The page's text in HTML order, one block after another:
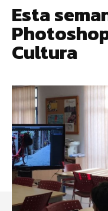
Esta
Cultura